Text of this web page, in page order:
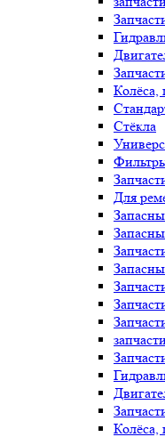
Колёса,
Стёкла
Для
Колёса,